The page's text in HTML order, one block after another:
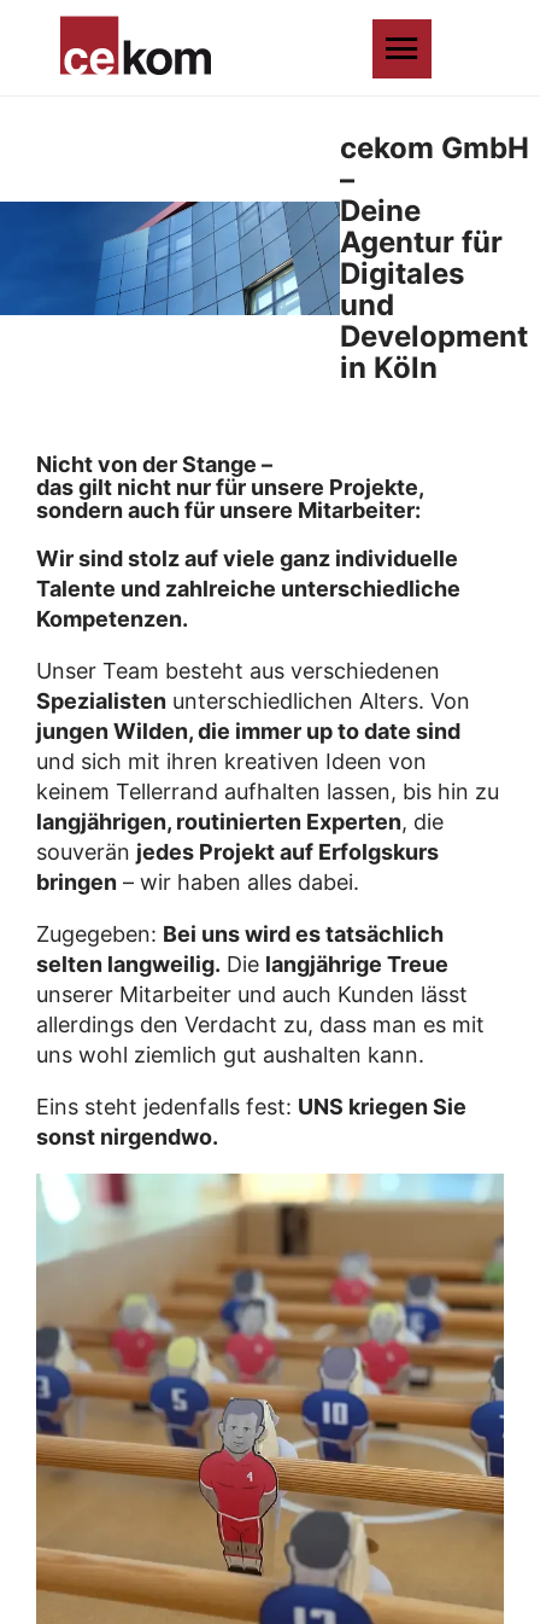
cekom GmbH
–
Deine
Agentur für
Digitales
und
Development
in Köln
Nicht von der Stange –
das gilt nicht nur für unsere Projekte,
sondern auch für unsere Mitarbeiter:
Wir sind stolz auf viele ganz individuelle
Talente und zahlreiche unterschiedliche
Kompetenzen.
Unser Team besteht aus verschiedenen
Spezialistenunterschiedlichen Alters. Von
jungen Wilden, die immer up to date sind
und sich mit ihren kreativen Ideen von
keinem Tellerrand aufhalten lassen, bis hin zu
langjährigen, routinierten Experten, die
souverän jedes Projekt auf Erfolgskurs
bringen– wir haben alles dabei.
Zugegeben: Bei uns wird es tatsächlich
selten langweilig. Die langjährige Treue
unserer Mitarbeiter und auch Kunden lässt
allerdings den Verdacht zu, dass man es mit
uns wohl ziemlich gut aushalten kann.
Eins steht jedenfalls fest: UNS kriegen Sie
sonst nirgendwo.